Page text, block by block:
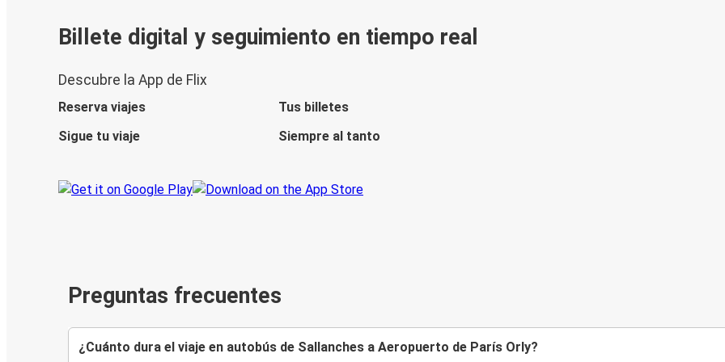
Billete digital y seguimiento en tiempo real
Descubre la App de Flix
Reserva viajes
Tus billetes
Sigue tu viaje
Siempre al tanto
Preguntas frecuentes
¿Cuánto dura el viaje en autobús de Sallanches a Aeropuerto de París Orly?